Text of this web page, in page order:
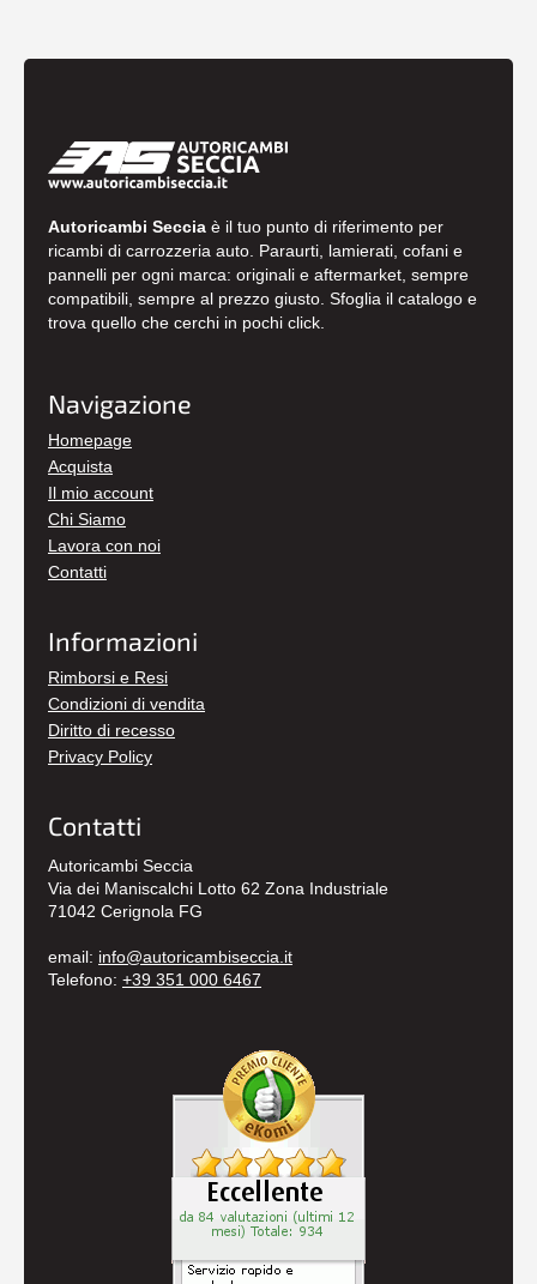
Autoricambi Seccia è il tuo punto di riferimento per
ricambi di carrozzeria auto. Paraurti, lamierati, cofani e
pannelli per ogni marca: originali e aftermarket, sempre
compatibili, sempre al prezzo giusto. Sfoglia il catalogo e
trova quello che cerchi in pochi click.
Navigazione
Homepage
Acquista
Il mio account
Chi Siamo
Lavora con noi
Contatti
Informazioni
Rimborsi e Resi
Condizioni di vendita
Diritto di recesso
Privacy Policy
Contatti
Autoricambi Seccia
Via dei Maniscalchi Lotto 62 Zona Industriale
71042 Cerignola FG
email: info@autoricambiseccia.it
Telefono: +39 351 000 6467